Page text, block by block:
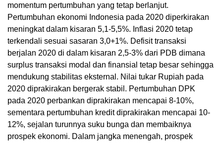
momentum pertumbuhan yang tetap berlanjut.
Pertumbuhan ekonomi Indonesia pada 2020 diperkirakan
meningkat dalam kisaran 5,1-5,5%. Inflasi 2020 tetap
terkendali sesuai sasaran 3,0+1%. Defisit transaksi
berjalan 2020 di dalam kisaran 2,5-3% dari PDB dimana
surplus transaksi modal dan finansial tetap besar sehingga
mendukung stabilitas eksternal. Nilai tukar Rupiah pada
2020 diprakirakan bergerak stabil. Pertumbuhan DPK
pada 2020 perbankan diprakirakan mencapai 8-10%,
sementara pertumbuhan kredit diprakirakan mencapai 10-
12%, sejalan turunnya suku bunga dan membaiknya
prospek ekonomi. Dalam jangka menengah, prospek